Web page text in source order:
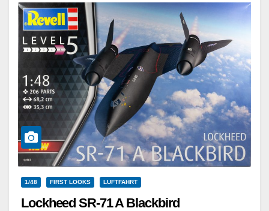
1/48 FIRST LOOKS LUFTFAHRT
Lockheed SR-71 A Blackbird